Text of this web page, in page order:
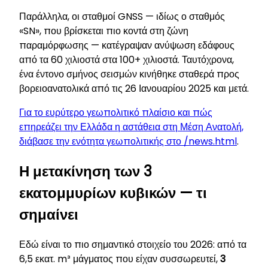
Παράλληλα, οι σταθμοί GNSS — ιδίως ο σταθμός
«SN», που βρίσκεται πιο κοντά στη ζώνη
παραμόρφωσης — κατέγραψαν ανύψωση εδάφους
από τα 60 χιλιοστά στα 100+ χιλιοστά. Ταυτόχρονα,
ένα έντονο σμήνος σεισμών κινήθηκε σταθερά προς
βορειοανατολικά από τις 26 Ιανουαρίου 2025 και μετά.
Για το ευρύτερο γεωπολιτικό πλαίσιο και πώς
επηρεάζει την Ελλάδα η αστάθεια στη Μέση Ανατολή,
διάβασε την ενότητα γεωπολιτικής στο /news.html.
Η μετακίνηση των 3
εκατομμυρίων κυβικών — τι
σημαίνει
Εδώ είναι το πιο σημαντικό στοιχείο του 2026: από τα
6,5 εκατ. m³ μάγματος που είχαν συσσωρευτεί,3